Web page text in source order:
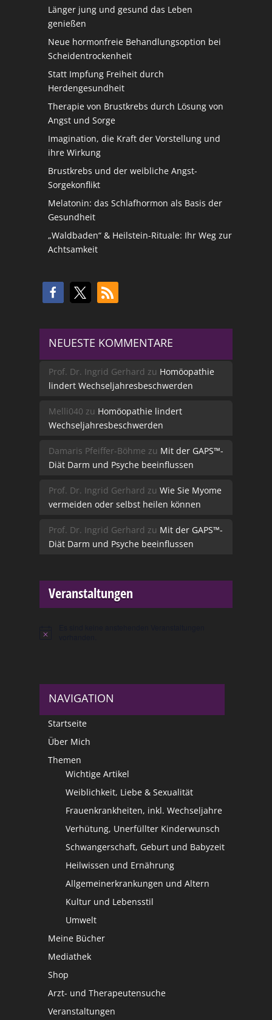
Länger jung und gesund das Leben
genießen
Neue hormonfreie Behandlungsoption bei
Scheidentrockenheit
Statt Impfung Freiheit durch
Herdengesundheit
Therapie von Brustkrebs durch Lösung von
Angst und Sorge
Imagination, die Kraft der Vorstellung und
ihre Wirkung
Brustkrebs und der weibliche Angst-
Sorgekonflikt
Melatonin: das Schlafhormon als Basis der
Gesundheit
„Waldbaden“ & Heilstein-Rituale: Ihr Weg zur
Achtsamkeit
NEUESTE KOMMENTARE
Prof. Dr. Ingrid Gerhard zu Homöopathie
lindert Wechseljahresbeschwerden
Melli040 zu Homöopathie lindert
Wechseljahresbeschwerden
Damaris Pfeiffer-Böhme zu Mit der GAPS™-
Diät Darm und Psyche beeinflussen
Prof. Dr. Ingrid Gerhard zu Wie Sie Myome
vermeiden oder selbst heilen können
Prof. Dr. Ingrid Gerhard zu Mit der GAPS™-
Diät Darm und Psyche beeinflussen
Veranstaltungen
Hinweis
NAVIGATION
Startseite
Über Mich
Themen
Wichtige Artikel
Weiblichkeit, Liebe & Sexualität
Frauenkrankheiten, inkl. Wechseljahre
Verhütung, Unerfüllter Kinderwunsch
Schwangerschaft, Geburt und Babyzeit
Heilwissen und Ernährung
Allgemeinerkrankungen und Altern
Kultur und Lebensstil
Umwelt
Meine Bücher
Mediathek
Shop
Arzt- und Therapeutensuche
Veranstaltungen